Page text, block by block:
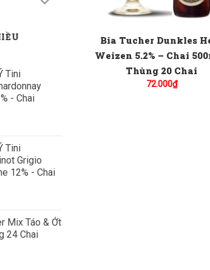
Tini
- Chai
Tini
Grigio
12% - Chai
Mix Táo & Ớt
24 Chai
Bia Tucher Dunkles
Weizen 5.2% – Chai
Thùng 20 Chai
72.000₫